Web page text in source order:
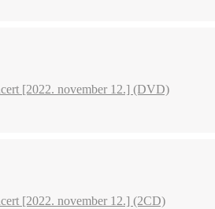
[2022. november 12.] (DVD)
[2022. november 12.] (2CD)